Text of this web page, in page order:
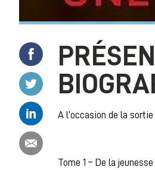
Partager ce contenu
Partager ce contenu
A l’occasion de la
Tome 1 – De la